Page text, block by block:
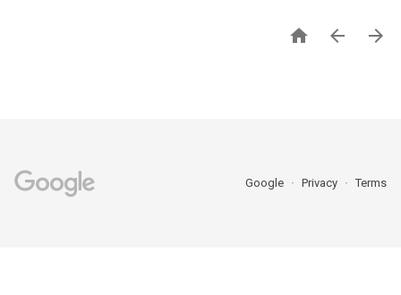
  
Google Privacy Terms